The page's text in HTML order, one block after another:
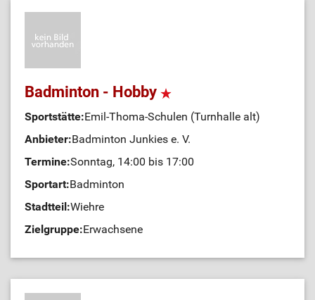
Badminton - Hobby
Sportstätte:Emil-Thoma-Schulen (Turnhalle alt)
Anbieter:Badminton Junkies e. V.
Termine:Sonntag, 14:00 bis 17:00
Sportart:Badminton
Stadtteil:Wiehre
Zielgruppe:Erwachsene